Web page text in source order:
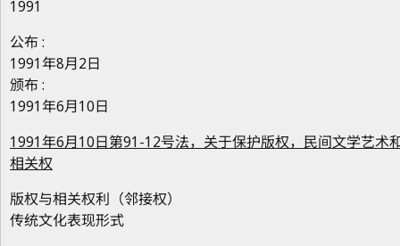
1991
公布 :
1991年8月2日
颁布 :
1991年6月10日
1991年6月10日第91-12号法，关于保护版权，民间文学艺术
相关权
版权与相关权利（邻接权）
传统文化表现形式